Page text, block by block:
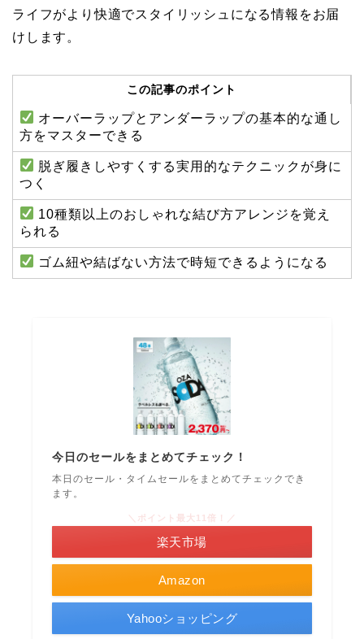
ライフがより快適でスタイリッシュになる情報をお届
けします。
この記事のポイント
オーバーラップとアンダーラップの基本的な通し
方をマスターできる
脱ぎ履きしやすくする実用的なテクニックが身に
つく
10種類以上のおしゃれな結び方アレンジを覚え
られる
ゴム紐や結ばない方法で時短できるようになる
今日のセールをまとめてチェック！
本日のセール・タイムセールをまとめてチェックでき
ます。
Amazon
＼ポイント最大11倍！／
楽天市場
Yahooショッピング